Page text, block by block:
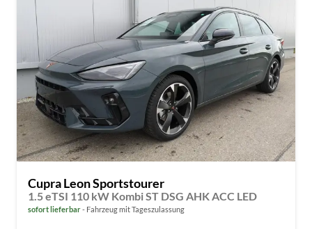
Cupra Leon Sportstourer
1.5 eTSI 110 kW Kombi ST DSG AHK ACC LED
sofort lieferbar Fahrzeug mit Tageszulassung